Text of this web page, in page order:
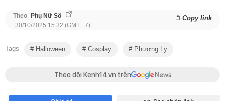
Theo Phụ Nữ Số Copy link
30/10/2025 15:32 (GMT +7)
Tags Halloween Cosplay Phương Ly
Theo dõi Kenh14.vn trên